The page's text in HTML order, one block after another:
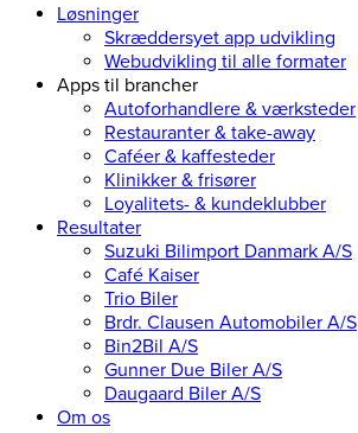
Løsninger
Skræddersyet app udvikling
Webudvikling til alle formater
Apps til brancher
Autoforhandlere & værksteder
Restauranter & take-away
Caféer & kaffesteder
Klinikker & frisører
Loyalitets- & kundeklubber
Resultater
Suzuki Bilimport Danmark A/S
Café Kaiser
Trio Biler
Brdr. Clausen Automobiler A/S
Bin2Bil A/S
Gunner Due Biler A/S
Daugaard Biler A/S
Om os